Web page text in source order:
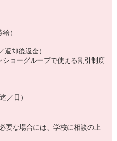
）
返却後返金）
ョーグループで使える割引制度
／日）
要な場合には、学校に相談の上